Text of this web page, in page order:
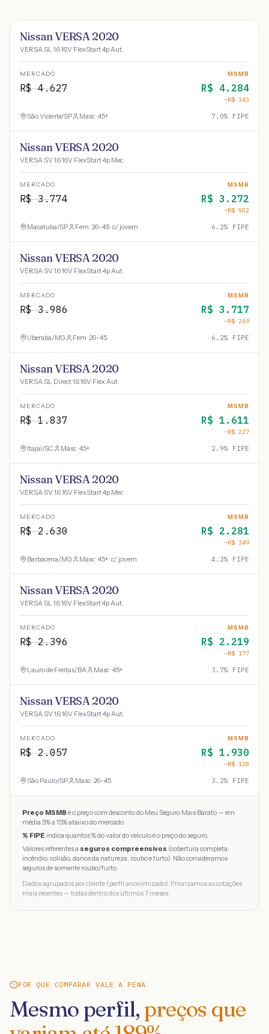
Nissan VERSA 2020
VERSA SL 1.6 16V FlexStart 4p Aut.
MERCADO
R$4.627
MSMB
R$ 4.284
−R$ 343
São Vicente/SP Masc · 45+ 7.0% FIPE
Nissan VERSA 2020
VERSA SV 1.6 16V FlexStart 4p Mec.
MERCADO
R$3.774
MSMB
R$ 3.272
−R$ 502
Macatuba/SP Fem · 26-45 · c/ jovem 6.2% FIPE
Nissan VERSA 2020
VERSA SV 1.6 16V FlexStart 4p Aut.
MERCADO
R$3.986
MSMB
R$ 3.717
−R$ 269
Uberaba/MG Fem · 26-45 6.2% FIPE
Nissan VERSA 2020
VERSA SL Direct 1.6 16V Flex Aut.
MERCADO
R$1.837
MSMB
R$ 1.611
−R$ 227
Itajaí/SC Masc · 45+ 2.9% FIPE
Nissan VERSA 2020
VERSA SV 1.6 16V FlexStart 4p Mec.
MERCADO
R$2.630
MSMB
R$ 2.281
−R$ 349
Barbacena/MG Masc · 45+ · c/ jovem 4.2% FIPE
Nissan VERSA 2020
VERSA SL 1.6 16V FlexStart 4p Aut.
MERCADO
R$2.396
MSMB
R$ 2.219
−R$ 177
Lauro de Freitas/BA Masc · 45+ 3.7% FIPE
Nissan VERSA 2020
VERSA SV 1.6 16V FlexStart 4p Aut.
MERCADO
R$2.057
MSMB
R$ 1.930
−R$ 128
São Paulo/SP Masc · 26-45 3.2% FIPE
Preço MSMB é o preço com desconto do Meu Seguro Mais Barato — em
média 5% a 15% abaixo do mercado.
% FIPE indica quantos % do valor do veículo é o preço do seguro.
Valores referentes a seguros compreensivos (cobertura completa:
incêndio, colisão, danos da natureza, roubo e furto). Não consideramos
seguros de somente roubo/furto.
Dados agrupados por cliente (perfil anonimizado). Priorizamos as cotações
mais recentes — todas dentro dos últimos 7 meses.
POR QUE COMPARAR VALE A PENA
Mesmo perfil, preços que